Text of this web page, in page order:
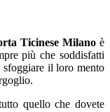
Ticinese Milanoè
più che soddisfatti
sfoggiare il loro mento
quello che dovete